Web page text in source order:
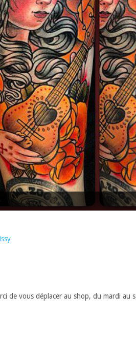
de vous déplacer au shop, du mardi au